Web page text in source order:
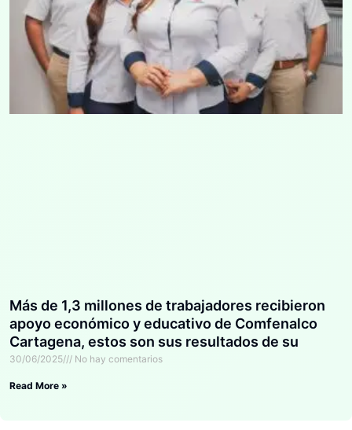
Más de 1,3 millones de trabajadores recibieron
apoyo económico y educativo de Comfenalco
Cartagena, estos son sus resultados de su
gestión en el 2024
30/06/2025 No hay comentarios
Read More »